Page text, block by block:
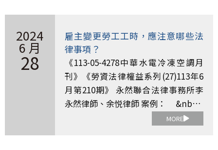
2024
6 月
28
雇主變更勞工工時，應注意哪些法
律事項？
《113-05-4278中華水電冷凍空調月
刊》《勞資法律權益系列(27)113年6
月第210期》 永然聯合法律事務所李
永然律師、余悦律師 案例： &nb…
MORE